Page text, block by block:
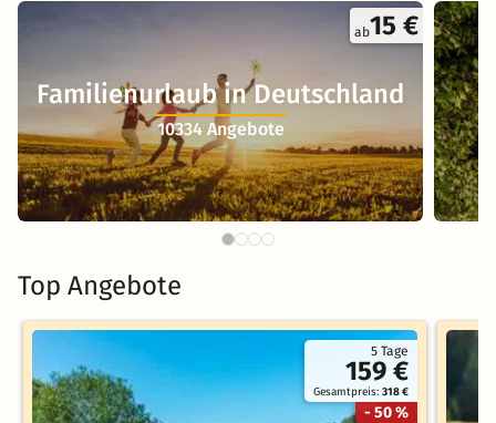
ab15 €
Familienurlaub in Deutschland
10334 Angebote
Top Angebote
5 Tage
159 €
Gesamtpreis:318 €
- 50 %